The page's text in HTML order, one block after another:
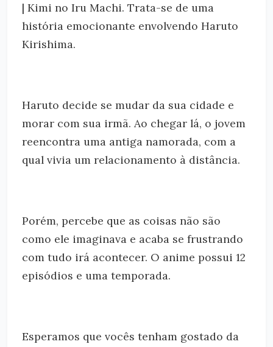
| Kimi no Iru Machi. Trata-se de uma
história emocionante envolvendo Haruto
Kirishima.
Haruto decide se mudar da sua cidade e
morar com sua irmã. Ao chegar lá, o jovem
reencontra uma antiga namorada, com a
qual vivia um relacionamento à distância.
Porém, percebe que as coisas não são
como ele imaginava e acaba se frustrando
com tudo irá acontecer. O anime possui 12
episódios e uma temporada.
Esperamos que vocês tenham gostado da